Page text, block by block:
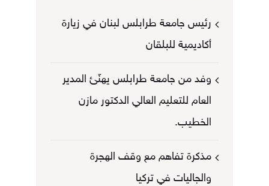
رئيس جامعة طرابلس لبنان في زيارة
أكاديمية للبلقان
وفد من جامعة طرابلس يهنّئ المدير
العام للتعليم العالي الدكتور مازن
الخطيب.
مذكرة تفاهم مع وقف الهجرة
والجاليات في تركيا